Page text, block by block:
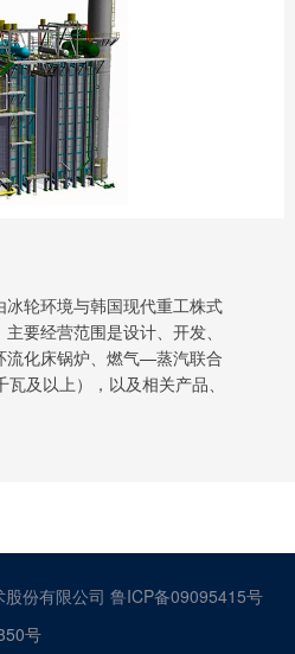
轮环境与韩国现代重工株式
要经营范围是设计、开发、
流化床锅炉、燃气—蒸汽联合
及以上），以及相关产品、
份有限公司 鲁ICP备09095415号
号